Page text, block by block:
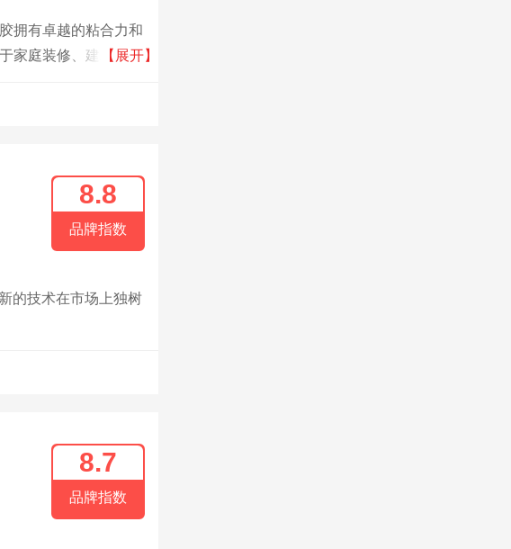
拥有卓越的粘合力和
家庭装修、建筑工程
【展开】
8.8
品牌指数
的技术在市场上独树
8.7
品牌指数